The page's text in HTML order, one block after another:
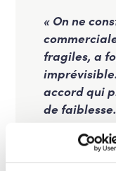
« On ne
fragiles, a
accord qui
de
puissance
conditions,